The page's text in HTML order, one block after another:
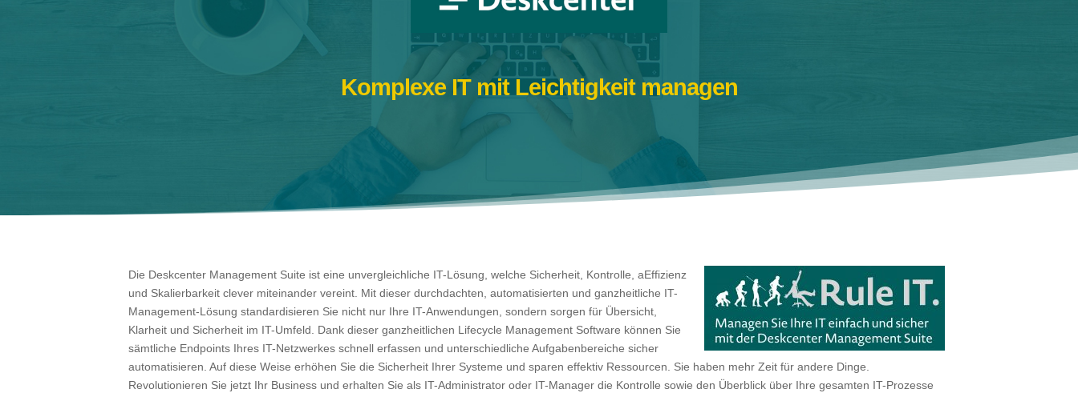
Komplexe IT mit Leichtigkeit managen
Die Deskcenter Management Suite ist eine unvergleichliche IT-Lösung, welche Sicherheit, Kontrolle, aEffizienz
und Skalierbarkeit clever miteinander vereint. Mit dieser durchdachten, automatisierten und ganzheitliche IT-
Management-Lösung standardisieren Sie nicht nur Ihre IT-Anwendungen, sondern sorgen für Übersicht,
Klarheit und Sicherheit im IT-Umfeld. Dank dieser ganzheitlichen Lifecycle Management Software können Sie
sämtliche Endpoints Ihres IT-Netzwerkes schnell erfassen und unterschiedliche Aufgabenbereiche sicher
automatisieren. Auf diese Weise erhöhen Sie die Sicherheit Ihrer Systeme und sparen effektiv Ressourcen. Sie haben mehr Zeit für andere Dinge.
Revolutionieren Sie jetzt Ihr Business und erhalten Sie als IT-Administrator oder IT-Manager die Kontrolle sowie den Überblick über Ihre gesamten IT-Prozesse